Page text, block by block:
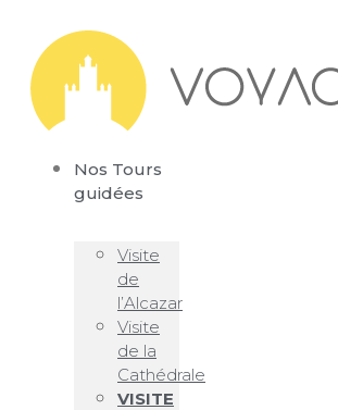
Nos Tours
guidées
Visite
de
l’Alcazar
Visite
de la
Cathédrale
VISITE